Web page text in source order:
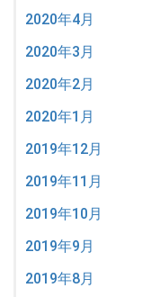
2020年4月
2020年3月
2020年2月
2020年1月
2019年12月
2019年11月
2019年10月
2019年9月
2019年8月